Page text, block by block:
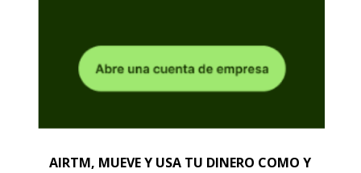
AIRTM, MUEVE Y USA TU DINERO COMO Y